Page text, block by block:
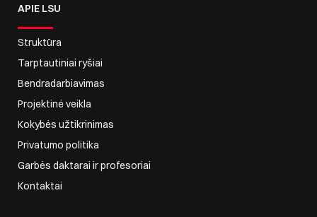
APIE LSU
Struktūra
Tarptautiniai ryšiai
Bendradarbiavimas
Projektinė veikla
Kokybės užtikrinimas
Privatumo politika
Garbės daktarai ir profesoriai
Kontaktai